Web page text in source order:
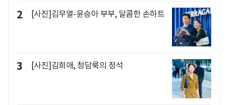
2 [사진]김무열-윤승아 부부, 달콤한 손하트
3 [사진]김희애, 청담룩의 정석